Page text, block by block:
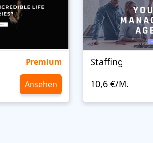
Premium
Ansehen
Staffing
10,6 €/M.